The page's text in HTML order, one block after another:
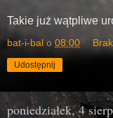
Takie już wątpliwe
bat-i-bal o 08:00
Udostępnij
poniedziałek, 4